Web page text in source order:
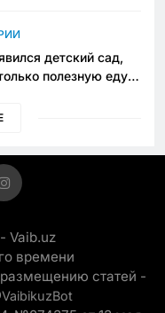
детский сад,
полезную еду.
без сахара»
Vaib.uz
времени
статей -